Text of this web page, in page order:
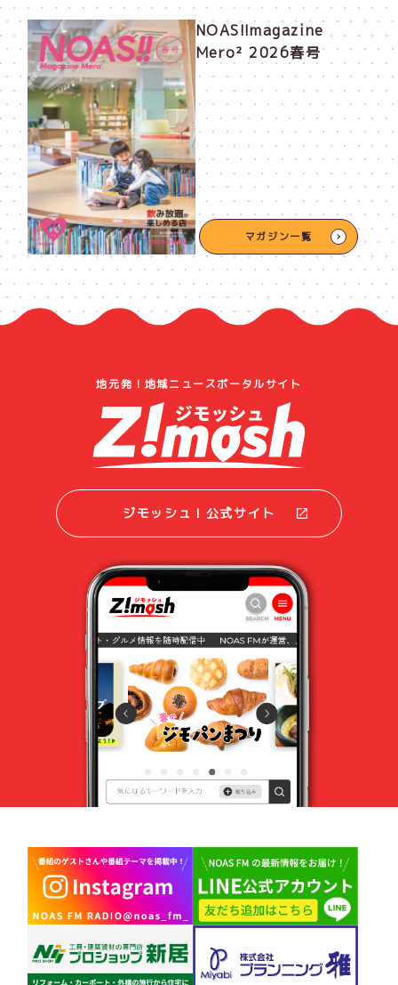
NOAS!!magazine
Mero² 2026春号
マガジン一覧
地元発！地域ニュースポータルサイト
ジモッシュ！公式サイト